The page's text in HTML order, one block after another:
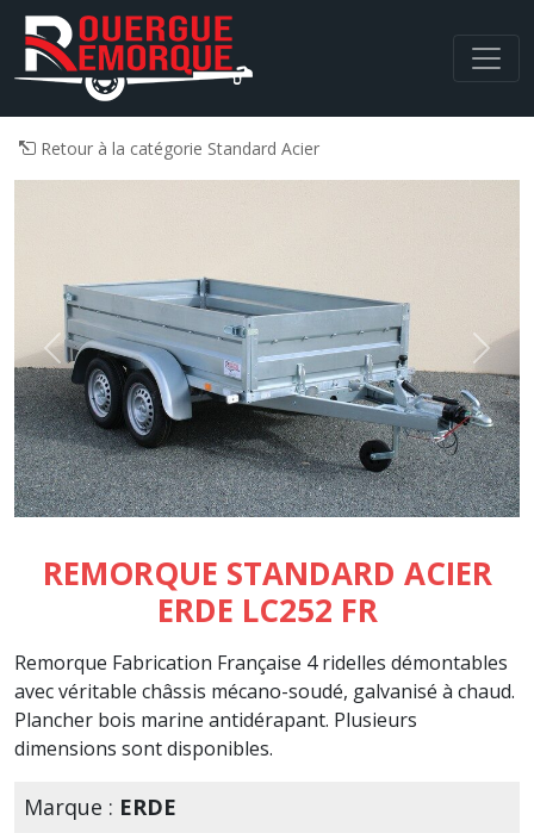
Navigation principale
Retour à la catégorie Standard Acier
Previous Next
REMORQUE STANDARD ACIER
ERDE LC252 FR
Remorque Fabrication Française 4 ridelles démontables
avec véritable châssis mécano-soudé, galvanisé à chaud.
Plancher bois marine antidérapant. Plusieurs
dimensions sont disponibles.
Marque : ERDE